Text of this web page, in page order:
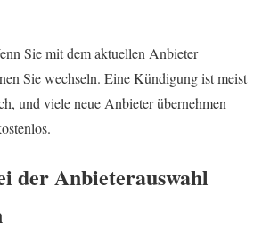
Sie mit dem aktuellen Anbieter
Sie wechseln. Eine Kündigung ist meist
und viele neue Anbieter übernehmen
der Anbieterauswahl